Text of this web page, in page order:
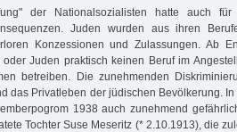
der Nationalsozialisten hatte auch
Juden wurden aus ihren
Konzessionen und Zulassungen. Ab
Juden praktisch keinen Beruf im
betreiben. Die zunehmenden
das Privatleben der jüdischen Bevölkerung.
1938 auch zunehmend
Tochter Suse Meseritz (* 2.10.1913), die